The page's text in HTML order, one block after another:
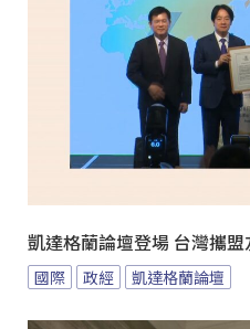
凱達格蘭論壇登場 台灣攜盟
國際 政經 凱達格蘭論壇